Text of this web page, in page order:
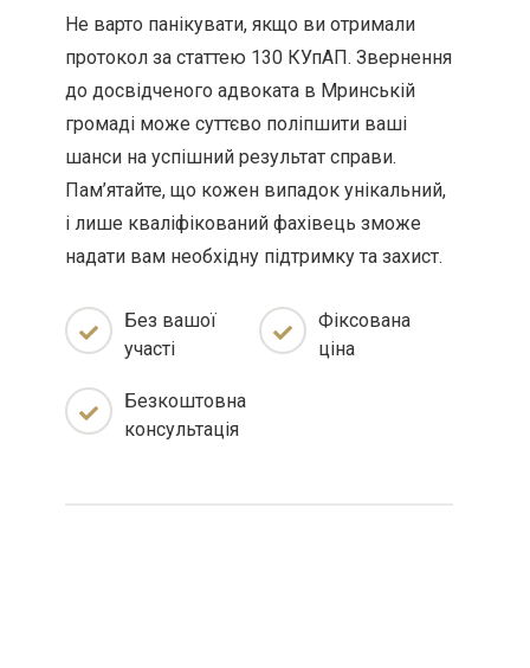
Не варто панікувати, якщо ви отримали
протокол за статтею 130 КУпАП. Звернення
до досвідченого адвоката в Мринській
громаді може суттєво поліпшити ваші
шанси на успішний результат справи.
Пам’ятайте, що кожен випадок унікальний,
і лише кваліфікований фахівець зможе
надати вам необхідну підтримку та захист.
Без вашої
участі
Фіксована
ціна
Безкоштовна
консультація